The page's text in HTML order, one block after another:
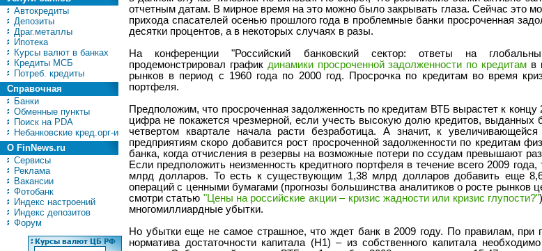
Автокредиты
Депозиты
Драг.металлы
Ипотека
Курсы валют в банках
Кредиты МСБ
Потреб. кредиты
Справочная
Банки
Обменные пункты
Поиск на PDA
Небанковские кред.орг-и
О FinNews.ru
Сервисы
Реклама
Вакансии
Фотобанк
Индекс настроений
Индекс депозитов
Форум
отчетным датам. В мирное время на это можно было закрывать глаза. Сейчас это
прихода спасателей осенью прошлого года в проблемные банки просроченная
десятки процентов, а в некоторых случаях в разы.
На конференции "Российский банковский сектор: ответы на
продемонстрировал график динамики просроченной задолженности по кредитам в
рынков в период с 1960 года по 2000 год. Просрочка по кредитам во время
портфеля.
Предположим, что просроченная задолженность по кредитам ВТБ вырастет к концу
цифра не покажется чрезмерной, если учесть высокую долю кредитов, выданных
четвертом квартале начала расти безработица. А значит, к
предприятиям скоро добавится рост просроченной задолженности по кредитам
банка, когда отчисления в резервы на возможные потери по ссудам превышают
Если предположить неизменность кредитного портфеля в течение всего 2009
млрд долларов. То есть к существующим 1,38 млрд долларов добавить еще
операций с ценными бумагами (прогнозы большинства аналитиков о росте рынков
смотри статью "Цены на российские акции – кризис жадности или кризис глупости?"
многомиллиардные убытки.
Но убытки еще не самое страшное, что ждет банк в 2009 году. По правилам, при
норматива достаточности капитала (Н1) – из собственного капитала